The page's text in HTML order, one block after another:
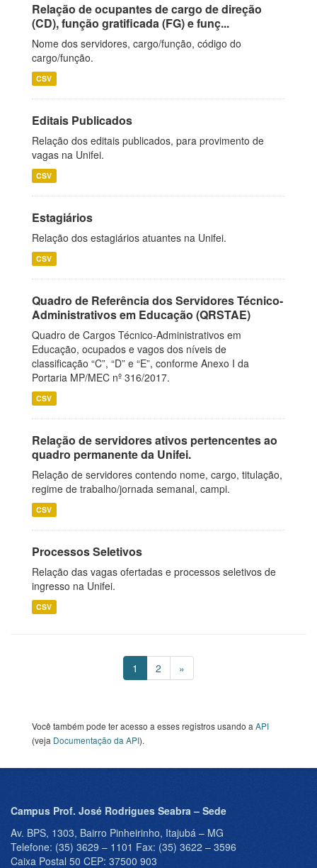
Relação de ocupantes de cargo de direção
(CD), função gratificada (FG) e funç...
Nome dos servidores, cargo/função, código do
cargo/função.
CSV
Editais Publicados
Relação dos editais publicados, para provimento de
vagas na Unifei.
CSV
Estagiários
Relação dos estagiários atuantes na Unifei.
CSV
Quadro de Referência dos Servidores Técnico-
Administrativos em Educação (QRSTAE)
Quadro de Cargos Técnico-Administrativos em
Educação, ocupados e vagos dos níveis de
classificação “C”, “D” e “E”, conforme Anexo I da
Portaria MP/MEC nº 316/2017.
CSV
Relação de servidores ativos pertencentes ao
quadro permanente da Unifei.
Relação de servidores contendo nome, cargo, titulação,
regime de trabalho/jornada semanal, campi.
CSV
Processos Seletivos
Relação das vagas ofertadas e processos seletivos de
ingresso na Unifei.
CSV
1 2 »
Você também pode ter acesso a esses registros usando a API
(veja Documentação da API).
Campus Prof. José Rodrigues Seabra – Sede
Av. BPS, 1303, Bairro Pinheirinho, Itajubá – MG
Telefone: (35) 3629 – 1101 Fax: (35) 3622 – 3596
Caixa Postal 50 CEP: 37500 903